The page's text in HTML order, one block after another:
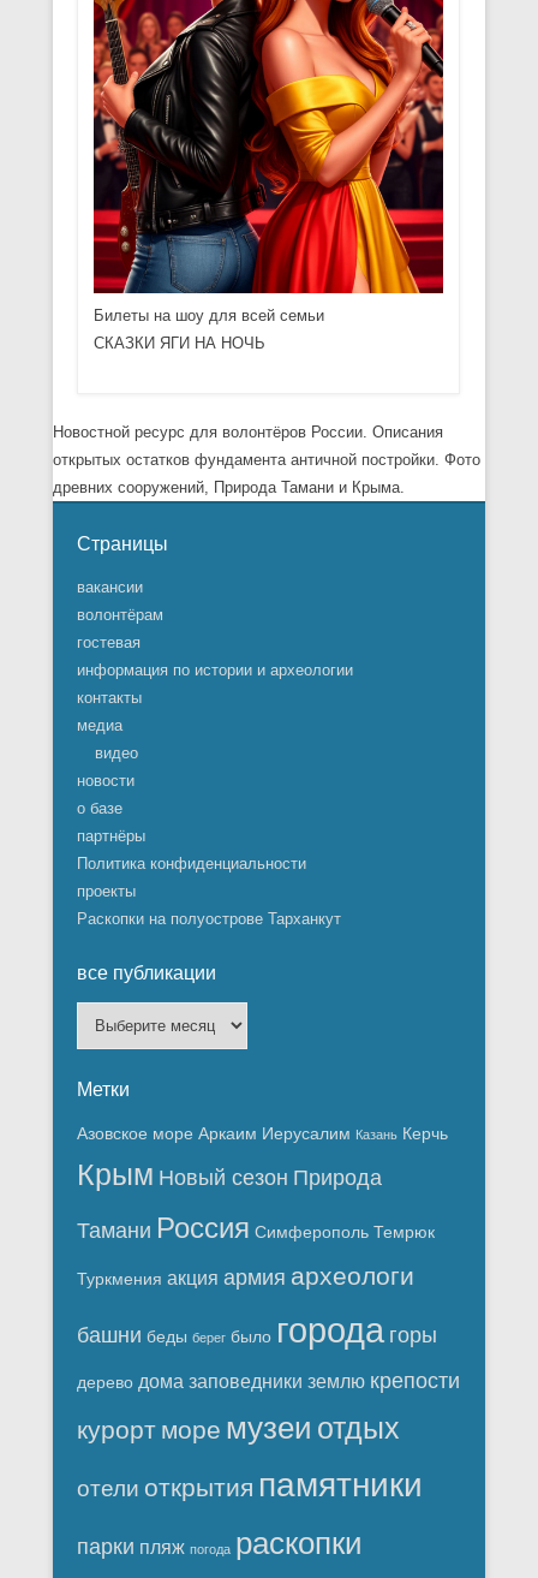
Билеты на шоу для всей семьи
СКАЗКИ ЯГИ НА НОЧЬ
Новостной ресурс для волонтёров России. Описания
открытых остатков фундамента античной постройки. Фото
древних сооружений, Природа Тамани и Крыма.
Страницы
вакансии
волонтёрам
гостевая
информация по истории и археологии
контакты
медиа
видео
новости
о базе
партнёры
Политика конфиденциальности
проекты
Раскопки на полуострове Тарханкут
все публикации
все
Метки
Азовское море Аркаим Иерусалим Казань Керчь
Крым Новый сезон Природа
Тамани Россия Симферополь Темрюк
Туркмения акция армия археологи
башни беды берег было города горы
дерево дома заповедники землю крепости
курорт море музеи отдых
отели открытия памятники
парки пляж погода раскопки